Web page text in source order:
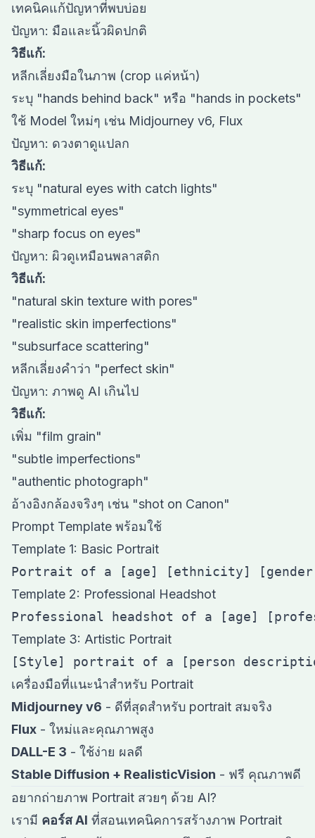
เทคนิคแก้ปัญหาที่พบบ่อย
ปัญหา: มือและนิ้วผิดปกติ
วิธีแก้:
หลีกเลี่ยงมือในภาพ (crop แค่หน้า)
ระบุ "hands behind back" หรือ "hands in pockets"
ใช้ Model ใหม่ๆ เช่น Midjourney v6, Flux
ปัญหา: ดวงตาดูแปลก
วิธีแก้:
ระบุ "natural eyes with catch lights"
"symmetrical eyes"
"sharp focus on eyes"
ปัญหา: ผิวดูเหมือนพลาสติก
วิธีแก้:
"natural skin texture with pores"
"realistic skin imperfections"
"subsurface scattering"
หลีกเลี่ยงคำว่า "perfect skin"
ปัญหา: ภาพดู AI เกินไป
วิธีแก้:
เพิ่ม "film grain"
"subtle imperfections"
"authentic photograph"
อ้างอิงกล้องจริงๆ เช่น "shot on Canon"
Prompt Template พร้อมใช้
Template 1: Basic Portrait
Template 2: Professional Headshot
Template 3: Artistic Portrait
เครื่องมือที่แนะนำสำหรับ Portrait
Midjourney v6 - ดีที่สุดสำหรับ portrait สมจริง
Flux - ใหม่และคุณภาพสูง
DALL-E 3 - ใช้ง่าย ผลดี
Stable Diffusion + RealisticVision - ฟรี คุณภาพดี
อยากถ่ายภาพ Portrait สวยๆ ด้วย AI?
เรามี คอร์ส AI ที่สอนเทคนิคการสร้างภาพ Portrait